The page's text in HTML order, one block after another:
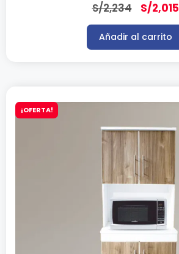
S/2,234 S/2,015
Añadir al carrito
¡OFERTA!